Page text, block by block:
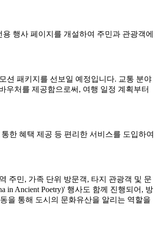
행사 페이지를 개설하여 주민과 관광객에
션 패키지를 선보일 예정입니다. 교통 분야
우처를 제공함으로써, 여행 일정 계획부터
한 혜택 제공 등 편리한 서비스를 도입하여
주민, 가족 단위 방문객, 타지 관광객 및 문
Ancient Poetry)' 행사도 함께 진행되어, 방
을 통해 도시의 문화유산을 알리는 역할을